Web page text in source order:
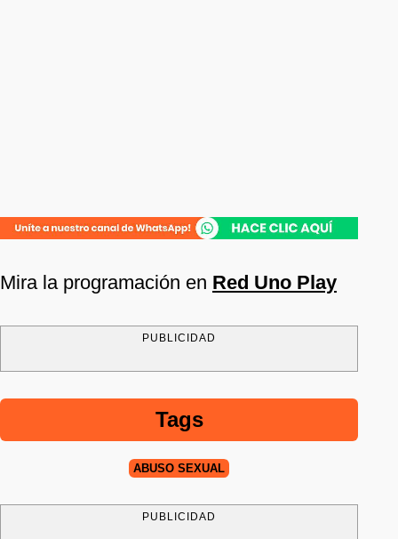
Mira la programación en Red Uno Play
PUBLICIDAD
Tags
ABUSO SEXUAL
PUBLICIDAD